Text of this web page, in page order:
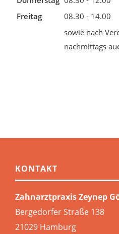
Freitag
08.30 - 14.00
sowie nach
nachmittags
KONTAKT
Zahnarztpraxis Zeynep
Bergedorfer Straße 138
21029 Hamburg